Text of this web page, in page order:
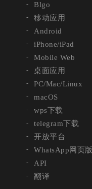
Blgo
移动应用
Android
iPhone/iPad
Mobile Web
桌面应用
PC/Mac/Linux
macOS
wps下载
telegram下载
开放平台
WhatsApp网页版
API
翻译